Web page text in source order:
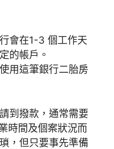
會在1-3 個工作天
的帳戶。
用這筆銀行二胎房
到撥款，通常需要
時間及個案狀況而
，但只要事先準備